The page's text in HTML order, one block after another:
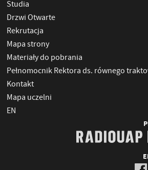
Studia
Drzwi Otwarte
Rekrutacja
Mapa strony
Materiały do pobrania
Pełnomocnik Rektora ds. równego
Kontakt
Mapa uczelni
EN